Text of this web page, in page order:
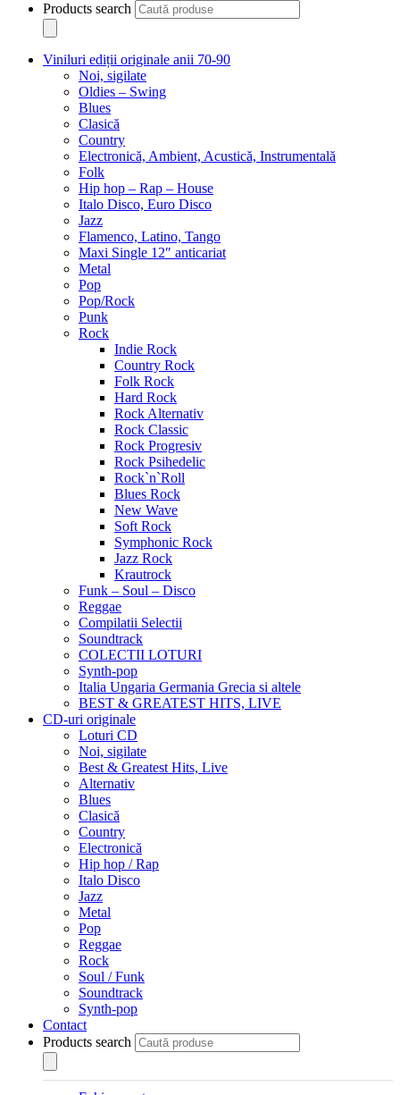
Products search
Viniluri ediții originale anii 70-90
Noi, sigilate
Oldies – Swing
Blues
Clasică
Country
Electronică, Ambient, Acustică, Instrumentală
Folk
Hip hop – Rap – House
Italo Disco, Euro Disco
Jazz
Flamenco, Latino, Tango
Maxi Single 12″ anticariat
Metal
Pop
Pop/Rock
Punk
Rock
Indie Rock
Country Rock
Folk Rock
Hard Rock
Rock Alternativ
Rock Classic
Rock Progresiv
Rock Psihedelic
Rock`n`Roll
Blues Rock
New Wave
Soft Rock
Symphonic Rock
Jazz Rock
Krautrock
Funk – Soul – Disco
Reggae
Compilatii Selectii
Soundtrack
COLECTII LOTURI
Synth-pop
Italia Ungaria Germania Grecia si altele
BEST & GREATEST HITS, LIVE
CD-uri originale
Loturi CD
Noi, sigilate
Best & Greatest Hits, Live
Alternativ
Blues
Clasică
Country
Electronică
Hip hop / Rap
Italo Disco
Jazz
Metal
Pop
Reggae
Rock
Soul / Funk
Soundtrack
Synth-pop
Contact
Products search